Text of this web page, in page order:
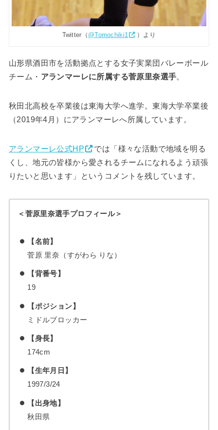
Twitter（ @Tomochiki1 ）より
山形県酒田市を活動拠点とする女子実業団バレーボール
チーム・ アランマーレに所属する菅原里奈選手。
秋田北高校を卒業後は東海大学へ進学。東海大学卒業後
（2019年4月）にアランマーレへ所属しています。
アランマーレ公式HP
では「様々な活動で地域を明る
くし、地元の皆様から愛されるチームになれるよう頑張
りたいと思います」というコメントを残しています。
＜菅原里奈選手プロフィール＞
【名前】
菅原 里奈（すがわら りな）
【背番号】
19
【ポジション】
ミドルブロッカー
【身長】
174cm
【生年月日】
1997/3/24
【出身地】
秋田県